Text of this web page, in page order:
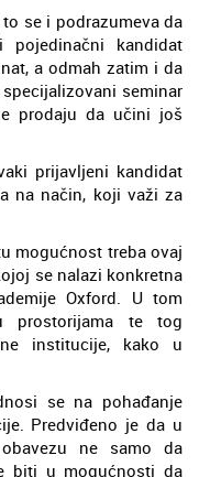
se i podrazumeva da
kandidat
a odmah zatim i da
seminar
prodaju da učini još
prijavljeni kandidat
na način, koji važi za
mogućnost treba ovaj
se nalazi konkretna
Oxford. U tom
prostorijama te tog
institucije, kako u
se na pohađanje
Predviđeno je da u
ne samo da
biti u mogućnosti da